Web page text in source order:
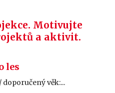
Motivujte
a aktivit.
les
věk:...